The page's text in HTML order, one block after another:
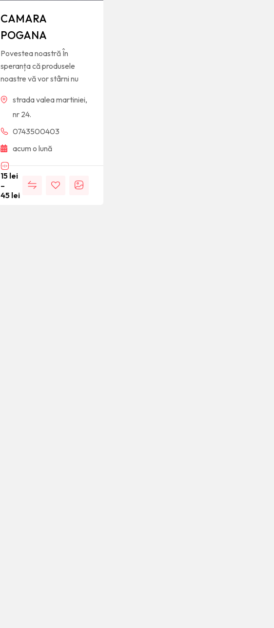
CAMARA
POGANA
Povestea noastră În
speranța că produsele
noastre vă vor stârni nu
strada valea martiniei,
nr 24.
0743500403
acum o lună
15 lei
–
45 lei